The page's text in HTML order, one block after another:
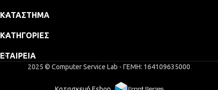
ΚΑΤΆΣΤΗΜΑ
ΚΑΤΗΓΟΡΊΕΣ
ΕΤΑΙΡΕΊΑ
2025 © Computer Service Lab - ΓΕΜΗ: 164109635000